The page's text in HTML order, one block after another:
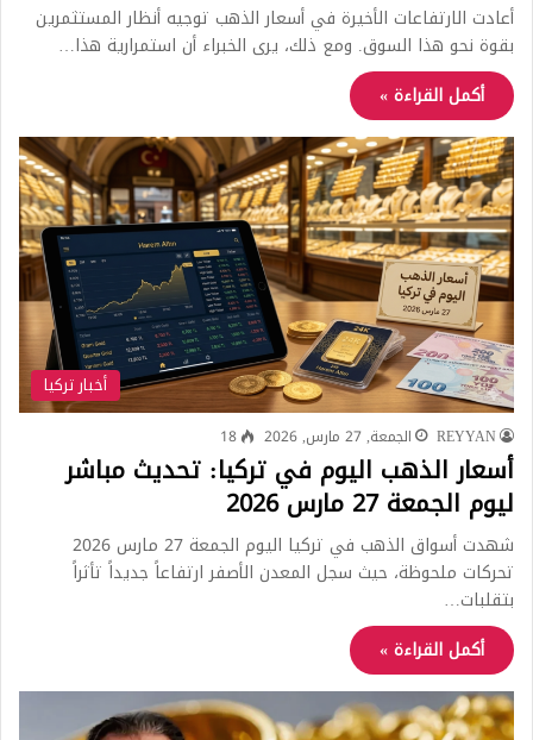
أعادت الارتفاعات الأخيرة في أسعار الذهب توجيه أنظار المستثمرين
بقوة نحو هذا السوق. ومع ذلك، يرى الخبراء أن استمرارية هذا…
أكمل القراءة »
أخبار تركيا
REYYAN الجمعة, 27 مارس, 2026 18
أسعار الذهب اليوم في تركيا: تحديث مباشر
ليوم الجمعة 27 مارس 2026
شهدت أسواق الذهب في تركيا اليوم الجمعة 27 مارس 2026
تحركات ملحوظة، حيث سجل المعدن الأصفر ارتفاعاً جديداً تأثراً
بتقلبات…
أكمل القراءة »